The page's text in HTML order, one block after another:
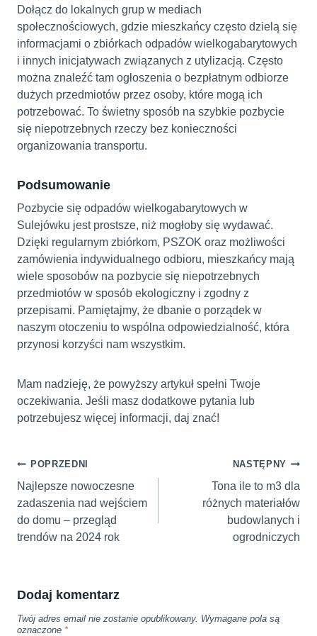
Dołącz do lokalnych grup w mediach
społecznościowych, gdzie mieszkańcy często dzielą się
informacjami o zbiórkach odpadów wielkogabarytowych
i innych inicjatywach związanych z utylizacją. Często
można znaleźć tam ogłoszenia o bezpłatnym odbiorze
dużych przedmiotów przez osoby, które mogą ich
potrzebować. To świetny sposób na szybkie pozbycie
się niepotrzebnych rzeczy bez konieczności
organizowania transportu.
Podsumowanie
Pozbycie się odpadów wielkogabarytowych w
Sulejówku jest prostsze, niż mogłoby się wydawać.
Dzięki regularnym zbiórkom, PSZOK oraz możliwości
zamówienia indywidualnego odbioru, mieszkańcy mają
wiele sposobów na pozbycie się niepotrzebnych
przedmiotów w sposób ekologiczny i zgodny z
przepisami. Pamiętajmy, że dbanie o porządek w
naszym otoczeniu to wspólna odpowiedzialność, która
przynosi korzyści nam wszystkim.
Mam nadzieję, że powyższy artykuł spełni Twoje
oczekiwania. Jeśli masz dodatkowe pytania lub
potrzebujesz więcej informacji, daj znać!
Nawigacja
wpisu
POPRZEDNI
Najlepsze nowoczesne
zadaszenia nad wejściem
do domu – przegląd
trendów na 2024 rok
NASTĘPNY
Tona ile to m3 dla
różnych materiałów
budowlanych i
ogrodniczych
Dodaj komentarz
Twój adres email nie zostanie opublikowany. Wymagane pola są
oznaczone *